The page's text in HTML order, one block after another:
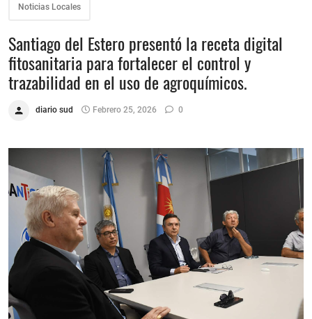
Noticias Locales
Santiago del Estero presentó la receta digital
fitosanitaria para fortalecer el control y
trazabilidad en el uso de agroquímicos.
diario sud Febrero 25, 2026 0